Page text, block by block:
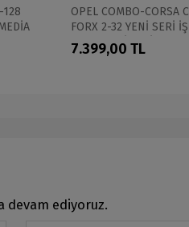
OPEL COMBO-CORSA
FORX 2-32 YENİ SERİ
OEM MULTİMEDİA
7.399,00 TL
devam ediyoruz.